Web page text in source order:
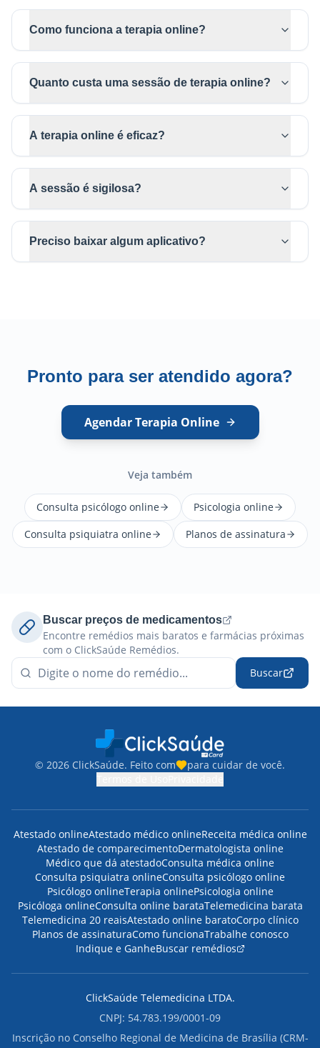
Como funciona a terapia online?
Quanto custa uma sessão de terapia online?
A terapia online é eficaz?
A sessão é sigilosa?
Preciso baixar algum aplicativo?
Pronto para ser atendido agora?
Agendar Terapia Online
Veja também
Consulta psicólogo online
Psicologia online
Consulta psiquiatra online
Planos de assinatura
Buscar preços de medicamentos
Encontre remédios mais baratos e farmácias próximas
com o ClickSaúde Remédios.
Buscar
© 2026 ClickSaúde. Feito com
para cuidar de você.
Atestado onlineAtestado médico onlineReceita médica online
Atestado de comparecimentoDermatologista online
Médico que dá atestadoConsulta médica online
Consulta psiquiatra onlineConsulta psicólogo online
Psicólogo onlineTerapia onlinePsicologia online
Psicóloga onlineConsulta online barataTelemedicina barata
Telemedicina 20 reaisAtestado online baratoCorpo clínico
Planos de assinaturaComo funcionaTrabalhe conosco
Indique e GanheBuscar remédios
ClickSaúde Telemedicina LTDA.
CNPJ: 54.783.199/0001-09
Inscrição no Conselho Regional de Medicina de Brasília (CRM-